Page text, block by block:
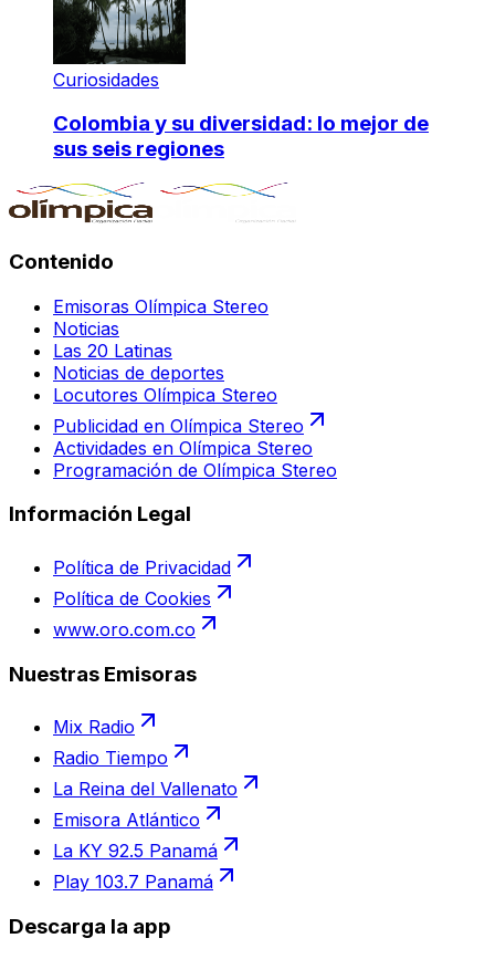
Curiosidades
Colombia y su diversidad: lo mejor de
sus seis regiones
Contenido
Emisoras Olímpica Stereo
Noticias
Las 20 Latinas
Noticias de deportes
Locutores Olímpica Stereo
Publicidad en Olímpica Stereo
Actividades en Olímpica Stereo
Programación de Olímpica Stereo
Información Legal
Política de Privacidad
Política de Cookies
www.oro.com.co
Nuestras Emisoras
Mix Radio
Radio Tiempo
La Reina del Vallenato
Emisora Atlántico
La KY 92.5 Panamá
Play 103.7 Panamá
Descarga la app